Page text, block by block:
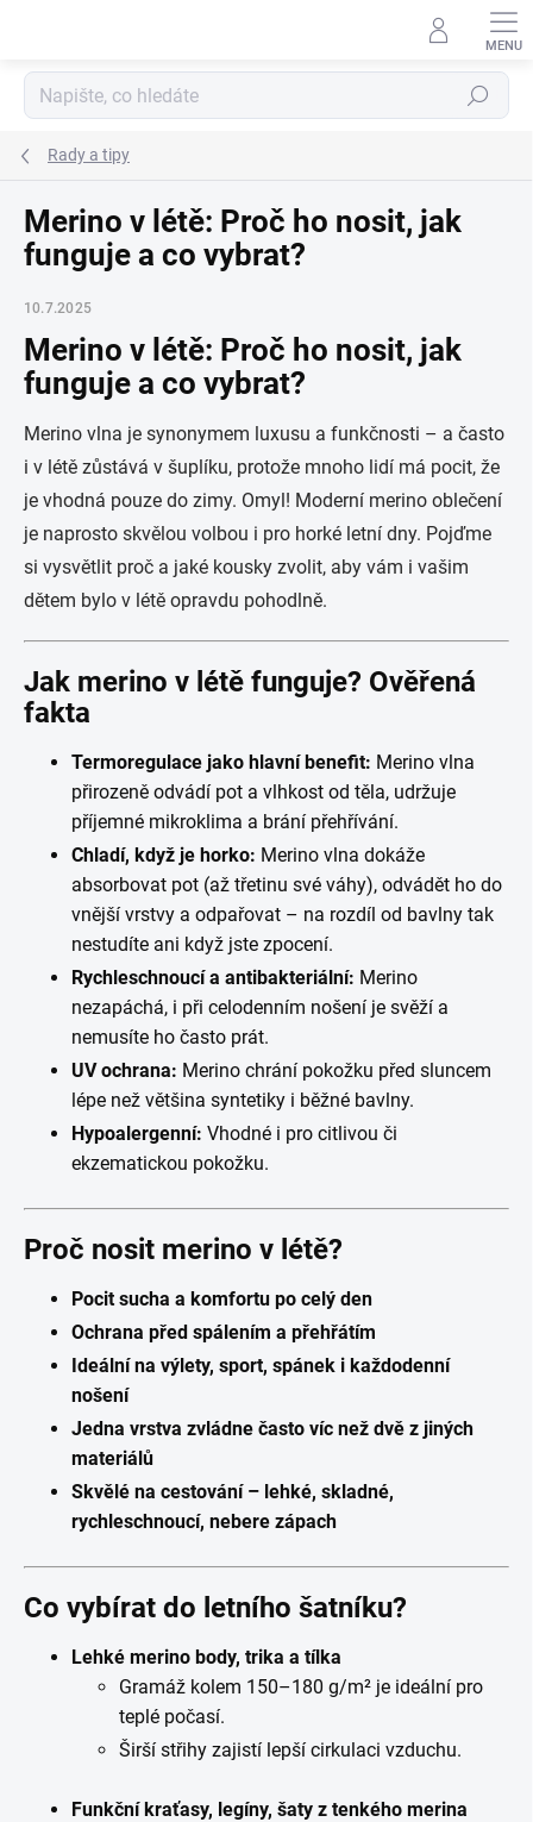
Hledat
Rady a tipy
Merino v létě: Proč ho nosit, jak
funguje a co vybrat?
10.7.2025
Merino v létě: Proč ho nosit, jak
funguje a co vybrat?
Merino vlna je synonymem luxusu a funkčnosti – a často
i v létě zůstává v šuplíku, protože mnoho lidí má pocit, že
je vhodná pouze do zimy. Omyl! Moderní merino oblečení
je naprosto skvělou volbou i pro horké letní dny. Pojďme
si vysvětlit proč a jaké kousky zvolit, aby vám i vašim
dětem bylo v létě opravdu pohodlně.
Jak merino v létě funguje? Ověřená
fakta
Termoregulace jako hlavní benefit: Merino vlna
přirozeně odvádí pot a vlhkost od těla, udržuje
příjemné mikroklima a brání přehřívání.
Chladí, když je horko: Merino vlna dokáže
absorbovat pot (až třetinu své váhy), odvádět ho do
vnější vrstvy a odpařovat – na rozdíl od bavlny tak
nestudíte ani když jste zpocení.
Rychleschnoucí a antibakteriální: Merino
nezapáchá, i při celodenním nošení je svěží a
nemusíte ho často prát.
UV ochrana: Merino chrání pokožku před sluncem
lépe než většina syntetiky i běžné bavlny.
Hypoalergenní: Vhodné i pro citlivou či
ekzematickou pokožku.
Proč nosit merino v létě?
Pocit sucha a komfortu po celý den
Ochrana před spálením a přehřátím
Ideální na výlety, sport, spánek i každodenní
nošení
Jedna vrstva zvládne často víc než dvě z jiných
materiálů
Skvělé na cestování – lehké, skladné,
rychleschnoucí, nebere zápach
Co vybírat do letního šatníku?
Lehké merino body, trika a tílka
Gramáž kolem 150–180 g/m² je ideální pro
teplé počasí.
Širší střihy zajistí lepší cirkulaci vzduchu.
Funkční kraťasy, legíny, šaty z tenkého merina